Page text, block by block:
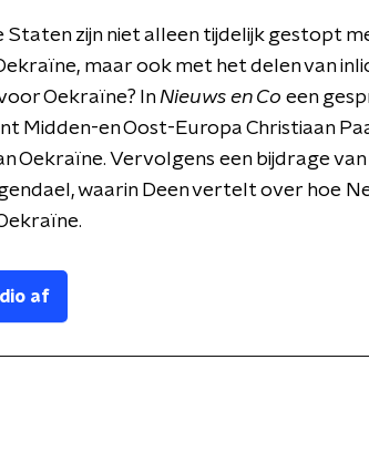
Staten zijn niet alleen tijdelijk gestopt
maar ook met het delen van
Oekraïne? InNieuws en Co een
Midden-en Oost-Europa Christiaan
Oekraïne. Vervolgens een bijdrage
waarin Deen vertelt over hoe
af